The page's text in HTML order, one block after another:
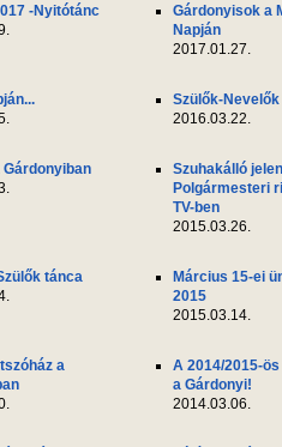
-Nyitótánc
Gárdonyisok a
Napján
2017.01.27.
Szülők-
2016.03.22.
Gárdonyiban
Szuhakálló
Polgármesteri
TV-ben
2015.03.26.
tánca
Március 15-ei
2015
2015.03.14.
a
A 2014/2015-
a Gárdonyi!
2014.03.06.